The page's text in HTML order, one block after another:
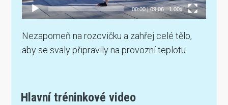
00:00|09:06 1.00x
Nezapomeň na rozcvičku a zahřej celé tělo,
aby se svaly připravily na provozní teplotu.
Hlavní tréninkové video